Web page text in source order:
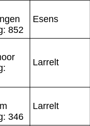
852
Esens
Larrelt
346
Larrelt